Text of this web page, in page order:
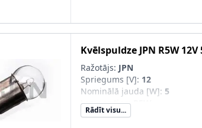
Kvēlspuldze JPN R5W 12V
Ražotājs: JPN
Spriegums [V]: 12
Nominālā jauda [W]: 5
Lampas tips:
Rādīt visu...